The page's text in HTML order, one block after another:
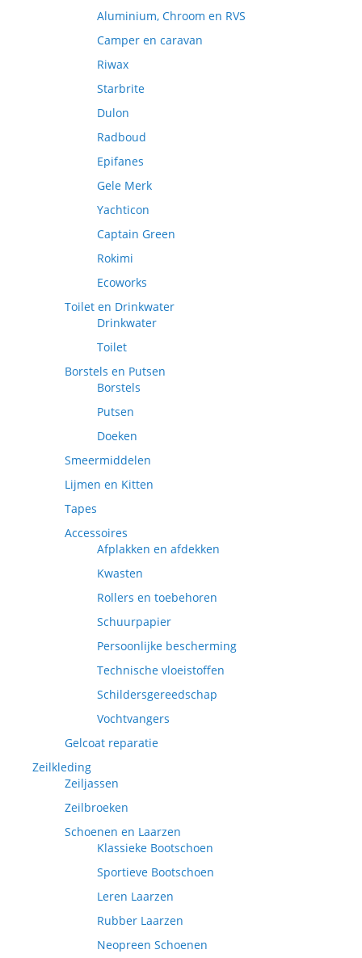
Aluminium, Chroom en RVS
Camper en caravan
Riwax
Starbrite
Dulon
Radboud
Epifanes
Gele Merk
Yachticon
Captain Green
Rokimi
Ecoworks
Toilet en Drinkwater
Drinkwater
Toilet
Borstels en Putsen
Borstels
Putsen
Doeken
Smeermiddelen
Lijmen en Kitten
Tapes
Accessoires
Afplakken en afdekken
Kwasten
Rollers en toebehoren
Schuurpapier
Persoonlijke bescherming
Technische vloeistoffen
Schildersgereedschap
Vochtvangers
Gelcoat reparatie
Zeilkleding
Zeiljassen
Zeilbroeken
Schoenen en Laarzen
Klassieke Bootschoen
Sportieve Bootschoen
Leren Laarzen
Rubber Laarzen
Neopreen Schoenen